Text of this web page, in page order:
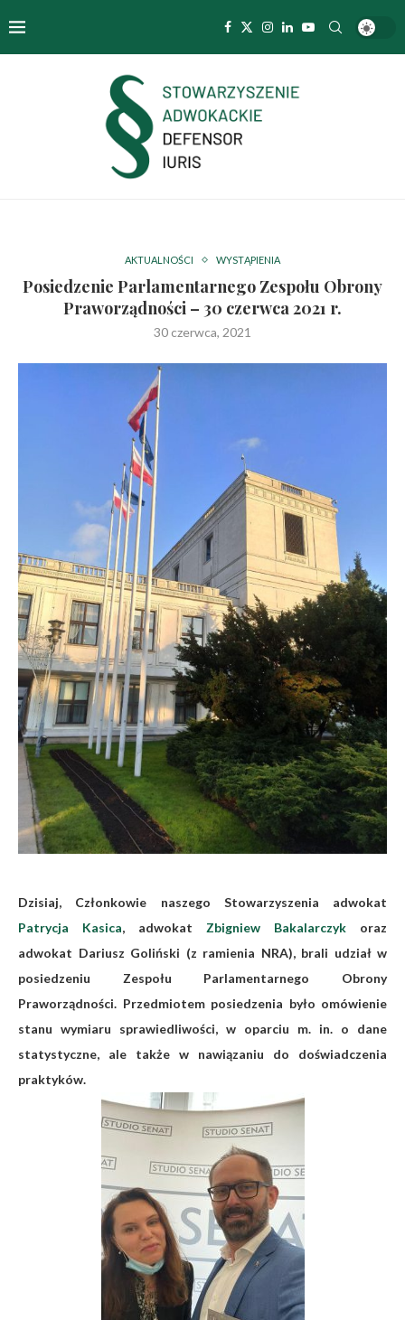
AKTUALNOŚCI WYSTĄPIENIA
Posiedzenie Parlamentarnego Zespołu Obrony
Praworządności – 30 czerwca 2021 r.
30 czerwca, 2021
Dzisiaj, Członkowie naszego Stowarzyszenia adwokat
Patrycja Kasica, adwokat Zbigniew Bakalarczyk oraz
adwokat Dariusz Goliński (z ramienia NRA), brali udział w
posiedzeniu Zespołu Parlamentarnego Obrony
Praworządności. Przedmiotem posiedzenia było omówienie
stanu wymiaru sprawiedliwości, w oparciu m. in. o dane
statystyczne, ale także w nawiązaniu do doświadczenia
praktyków.